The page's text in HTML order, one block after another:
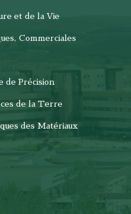
et de la Vie
Commerciales
de Précision
de la Terre
des Matériaux